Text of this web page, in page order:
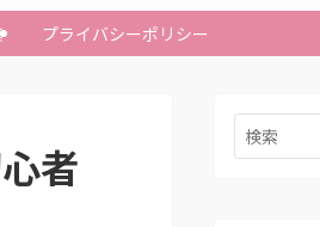
プライバシーポリシー
者